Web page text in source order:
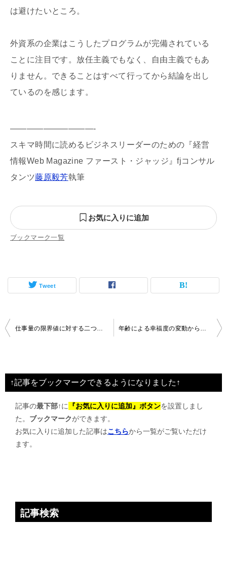
は避けたいところ。
外資系の企業はこうしたプログラムが完備されている
ことに注目です。放任主義でもなく、自由主義でもあ
りません。できることはすべて行ってから結論を出し
ているのを感じます。
——————————-
スキマ時間に読めるビジネスリーダーのための『経営
情報Web Magazine ファースト・ジャッジ』fjコンサル
タンツ藤原毅芳執筆
お気に入りに追加
ブックマーク一覧
Tweet
投
ビ
ゲ
↑記事をブックマークできるようになりました↑
記事の最下部↑に 『お気に入りに追加』ボタンを設置しまし
た。 ブックマークができます。
お気に入りに追加した記事はこちらから一覧がご覧いただけ
ます。
記事検索